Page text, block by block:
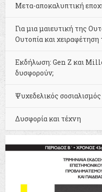
Μετα-αποκαλυπτική
Για μια μαιευτική της
Ουτοπία και
Εκδήλωση: Gen Z και
δυσφορούν;
Ψυχεδελικός σοσιαλισμός
Δυσφορία και τέχνη